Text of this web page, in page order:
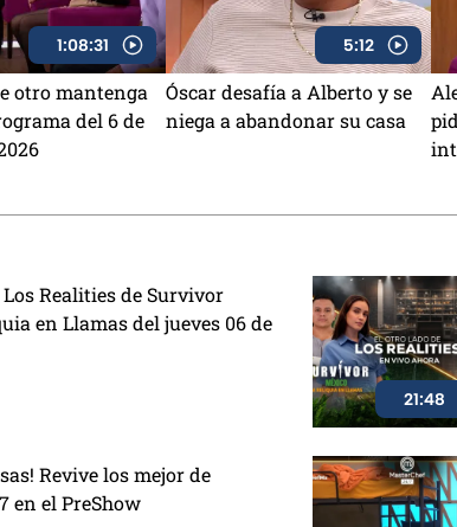
1:08:31
otro mantenga
del 6 de
5:12
Óscar desafía a Alberto y se
niega a abandonar su casa
Realities de Survivor
en Llamas del jueves 06 de
21:48
Revive los mejor de
en el PreShow